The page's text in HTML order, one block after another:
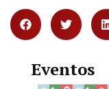
Eventos